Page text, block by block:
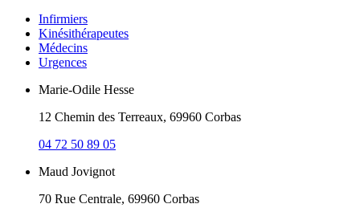
Infirmiers
Kinésithérapeutes
Médecins
Urgences
Marie-Odile Hesse
12 Chemin des Terreaux, 69960 Corbas
04 72 50 89 05
Maud Jovignot
70 Rue Centrale, 69960 Corbas